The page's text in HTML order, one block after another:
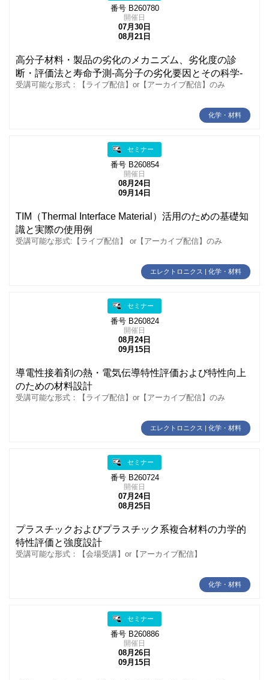
番号 B260780
開催日
07月30日
08月21日
高分子材料・製品の劣化のメカニズム、劣化度の診
断・評価法と寿命予測‐高分子の劣化要因とその科学‐
受講可能な形式：【ライブ配信】or【アーカイブ配信】のみ
化学・材料
セミナー
番号 B260854
開催日
08月24日
09月14日
TIM（Thermal Interface Material）活用のための基礎知
識と実際の使用例
受講可能な形式:【ライブ配信】 or【アーカイブ配信】のみ
エレクトロニクス | 化学・材料
セミナー
番号 B260824
開催日
08月24日
09月15日
導電性接着剤の熱・電気伝導特性評価および特性向上
のための材料設計
受講可能な形式：【ライブ配信】or【アーカイブ配信】のみ
エレクトロニクス | 化学・材料
セミナー
番号 B260724
開催日
07月24日
08月25日
プラスチックおよびプラスチック系複合材料の力学的
特性評価と強度設計
受講可能な形式：【会場受講】or【アーカイブ配信】
化学・材料
セミナー
番号 B260886
開催日
08月26日
09月15日